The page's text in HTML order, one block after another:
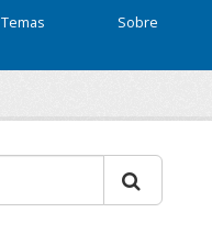
Temas Sobre